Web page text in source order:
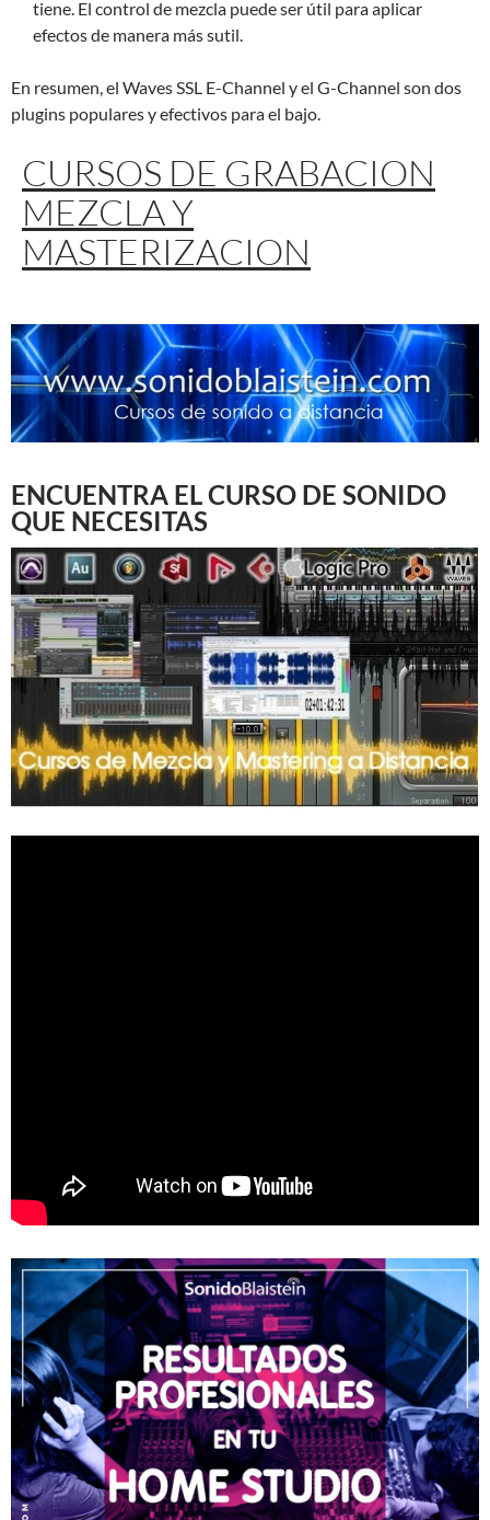
tiene. El control de mezcla puede ser útil para aplicar
efectos de manera más sutil.
En resumen, el Waves SSL E-Channel y el G-Channel son dos
plugins populares y efectivos para el bajo.
CURSOS DE GRABACION
MEZCLA Y
MASTERIZACION
ENCUENTRA EL CURSO DE SONIDO
QUE NECESITAS